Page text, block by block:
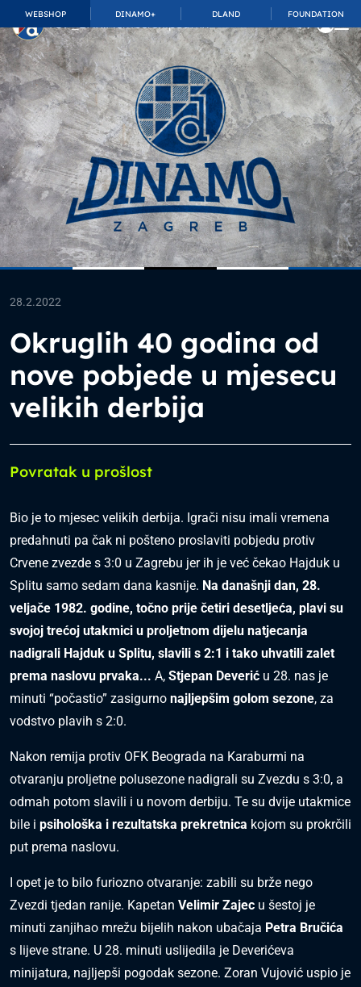
WEBSHOP DINAMO+ DLAND FOUNDATION
TOP_BAR.MembershipSuffix
28.2.2022
Okruglih 40 godina od
nove pobjede u mjesecu
velikih derbija
Povratak u prošlost
Bio je to mjesec velikih derbija. Igrači nisu imali vremena
predahnuti pa čak ni pošteno proslaviti pobjedu protiv
Crvene zvezde s 3:0 u Zagrebu jer ih je već čekao Hajduk u
Splitu samo sedam dana kasnije. Na današnji dan, 28.
veljače 1982. godine, točno prije četiri desetljeća, plavi su
svojoj trećoj utakmici u proljetnom dijelu natjecanja
nadigrali Hajduk u Splitu, slavili s 2:1 i tako uhvatili zalet
prema naslovu prvaka... A, Stjepan Deverić u 28. nas je
minuti “počastio” zasigurno najljepšim golom sezone, za
vodstvo plavih s 2:0.
Nakon remija protiv OFK Beograda na Karaburmi na
otvaranju proljetne polusezone nadigrali su Zvezdu s 3:0, a
odmah potom slavili i u novom derbiju. Te su dvije utakmice
bile i psihološka i rezultatska prekretnica kojom su prokrčili
put prema naslovu.
I opet je to bilo furiozno otvaranje: zabili su brže nego
Zvezdi tjedan ranije. Kapetan Velimir Zajec u šestoj je
minuti zanjihao mrežu bijelih nakon ubačaja Petra Bručića
s lijeve strane. U 28. minuti uslijedila je Deverićeva
minijatura, najljepši pogodak sezone. Zoran Vujović uspio je